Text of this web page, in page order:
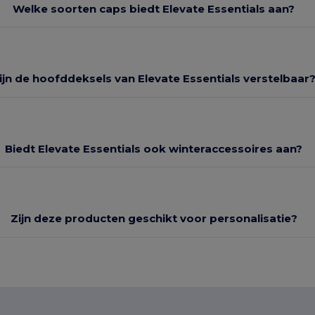
Welke soorten caps biedt Elevate Essentials aan?
de hoofddeksels van Elevate Essentials
Biedt Elevate Essentials ook winteraccessoires aan?
Zijn deze producten geschikt voor personalisatie?